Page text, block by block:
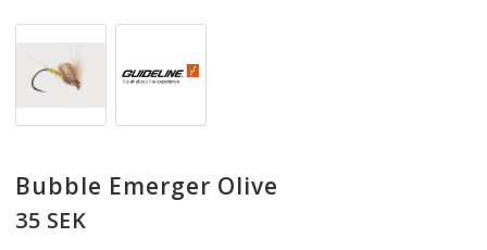
Bubble Emerger Olive
35 SEK